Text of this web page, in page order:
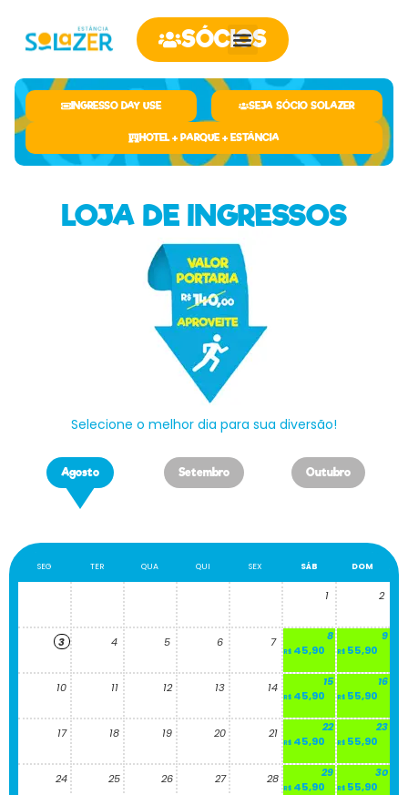
SÓCIOS
INGRESSO DAY USE SEJA SÓCIO SOLAZER
HOTEL + PARQUE + ESTÂNCIA
LOJA DE INGRESSOS
Selecione o melhor dia para sua diversão!
Agosto Setembro Outubro
SEG TER QUA QUI SEX SÁB DOM
1 2
3 4 5 6 7 8
R$45,90
9
R$55,90
10 11 12 13 14 15
R$45,90
16
R$55,90
17 18 19 20 21 22
R$45,90
23
R$55,90
24 25 26 27 28 29
R$45,90
30
R$55,90